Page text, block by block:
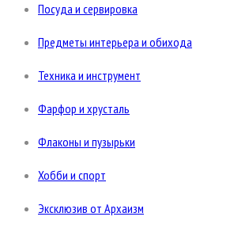
Посуда и сервировка
Предметы интерьера и обихода
Техника и инструмент
Фарфор и хрусталь
Флаконы и пузырьки
Хобби и спорт
Эксклюзив от Архаизм